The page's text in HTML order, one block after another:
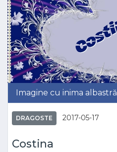
Imagine cu inima albastră
DRAGOSTE 2017-05-17
Costina